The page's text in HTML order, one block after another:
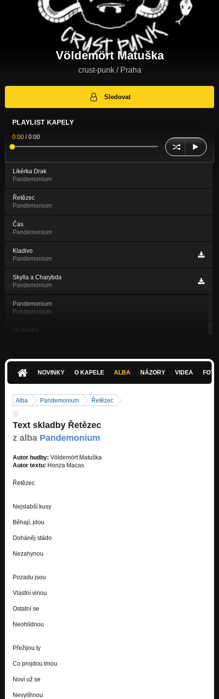
Völdemört Matuška
crust-punk / Praha
Sledovat
PLAYLIST KAPELY
0:00 /0:00
Likérka Drak
Pandemonium
Řetězec
Pandemonium
Čas
Pandemonium
Kladivo
Pandemonium
Skylla a Charybda
Pandemonium
Pandemonium
Pandemonium
Myšlenka
Dvojitá oběť
Sousedi - demo
Nezařazeno
NOVINKY O KAPELE ALBA NÁZORY VIDEA
Alba Pandemonium Řetězec
Text skladby Řetězec
z alba Pandemonium
Autor hudby: Völdemört Matuška
Autor textu: Honza Macas
Řetězec
Nejslabší kusy
Běhají, jdou
Doháněj stádo
Nezahynou
Pozadu jsou
Vlastní vinou
Ostatní se
Neohlídnou
Přežijou ty
Co projdou tmou
Noví už se
Nevylíhnou